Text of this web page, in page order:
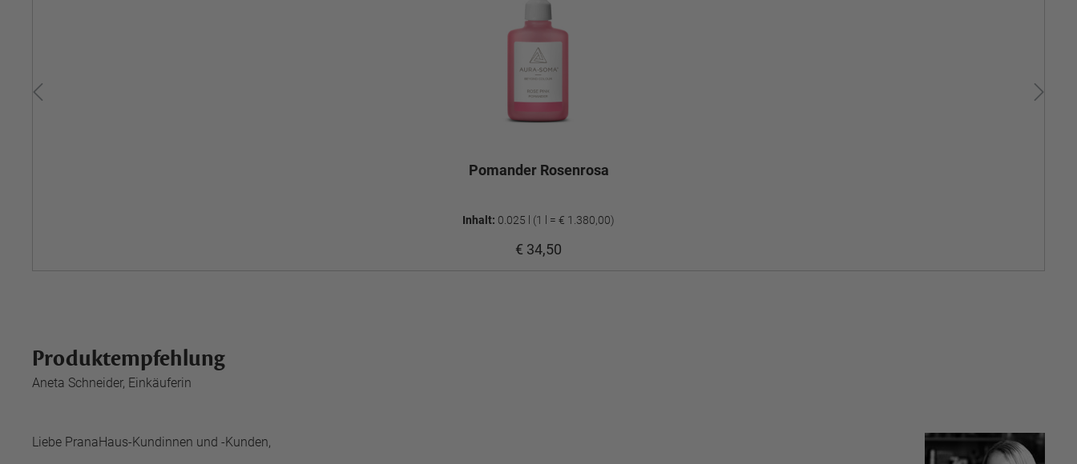
Pomander Rosenrosa
Inhalt: 0.025 l (1 l = € 1.380,00)
€ 34,50
Produktempfehlung
Aneta Schneider, Einkäuferin
Liebe PranaHaus-Kundinnen und -Kunden,